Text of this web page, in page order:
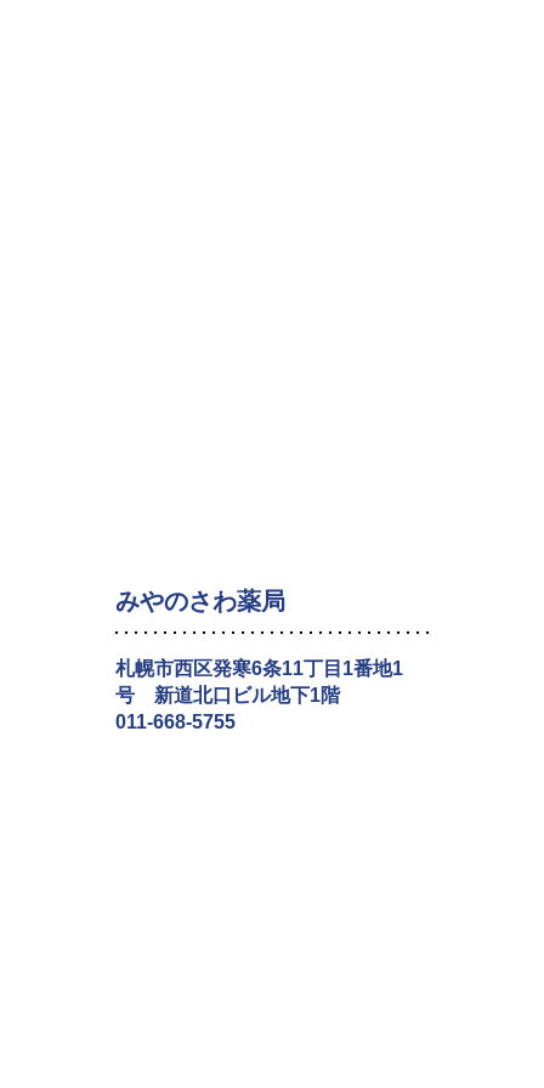
みやのさわ薬局
札幌市西区発寒6条11丁目1番地1
号 新道北口ビル地下1階
011-668-5755